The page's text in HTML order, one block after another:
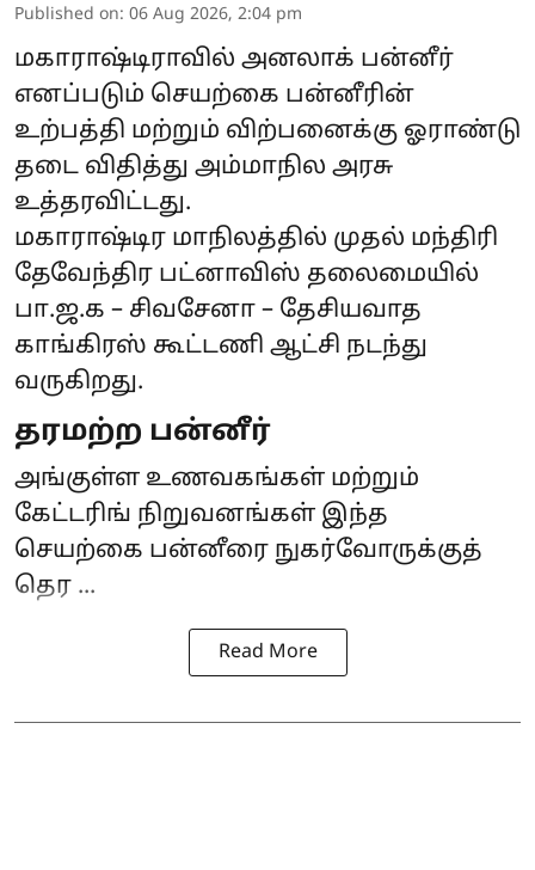
Published on: 06 Aug 2026, 2:04 pm
மகாராஷ்டிராவில் அனலாக் பன்னீர்
எனப்படும் செயற்கை பன்னீரின்
உற்பத்தி மற்றும் விற்பனைக்கு ஓராண்டு
தடை விதித்து அம்மாநில அரசு
உத்தரவிட்டது.
மகாராஷ்டிர மாநிலத்தில் முதல் மந்திரி
தேவேந்திர பட்னாவிஸ் தலைமையில்
பா.ஜ.க – சிவசேனா – தேசியவாத
காங்கிரஸ் கூட்டணி ஆட்சி நடந்து
வருகிறது.
தரமற்ற பன்னீர்
அங்குள்ள உணவகங்கள் மற்றும்
கேட்டரிங் நிறுவனங்கள் இந்த
செயற்கை பன்னீரை நுகர்வோருக்குத்
தெர ...
Read More